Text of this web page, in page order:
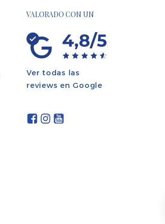
VALORADO CON UN
Ver todas las
reviews en Google